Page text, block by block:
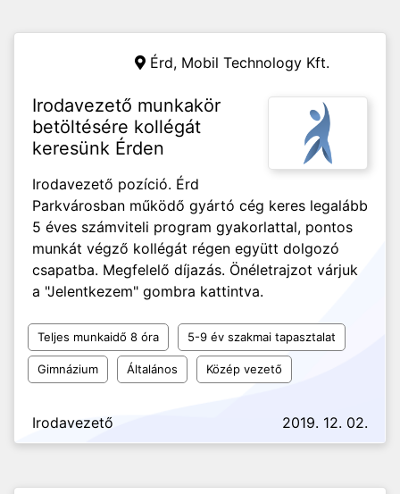
Érd, Mobil Technology Kft.
Irodavezető munkakör
betöltésére kollégát
keresünk Érden
Irodavezető pozíció. Érd
Parkvárosban működő gyártó cég keres legalább
5 éves számviteli program gyakorlattal, pontos
munkát végző kollégát régen együtt dolgozó
csapatba. Megfelelő díjazás. Önéletrajzot várjuk
a "Jelentkezem" gombra kattintva.
Teljes munkaidő 8 óra 5-9 év szakmai tapasztalat
Gimnázium Általános Közép vezető
Irodavezető 2019. 12. 02.